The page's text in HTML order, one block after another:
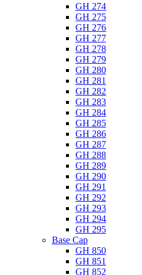
GH 274
GH 275
GH 276
GH 277
GH 278
GH 279
GH 280
GH 281
GH 282
GH 283
GH 284
GH 285
GH 286
GH 287
GH 288
GH 289
GH 290
GH 291
GH 292
GH 293
GH 294
GH 295
Base Cap
GH 850
GH 851
GH 852